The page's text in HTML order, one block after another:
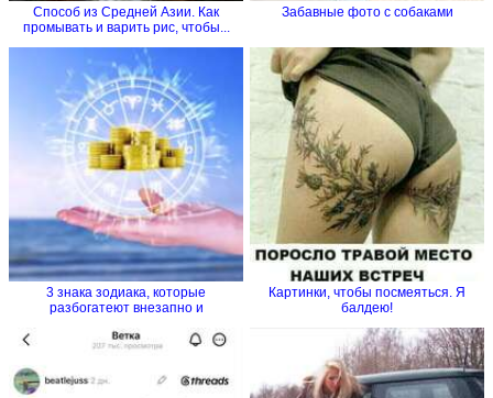
Способ из Средней Азии. Как
промывать и варить рис, чтобы...
Забавные фото с собаками
3 знака зодиака, которые
разбогатеют внезапно и
Картинки, чтобы посмеяться. Я
балдею!